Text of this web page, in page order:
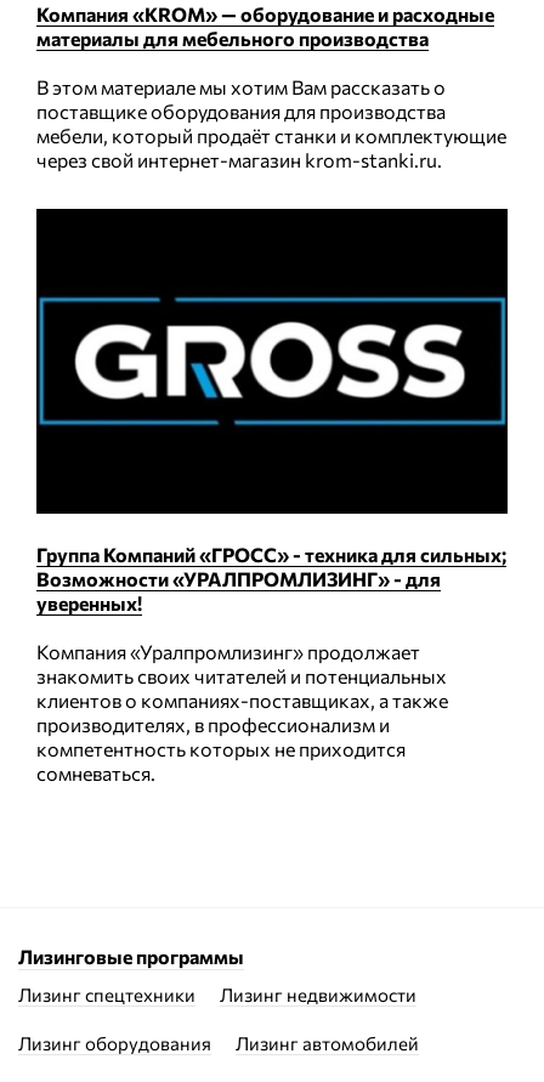
Компания «KROM» — оборудование и расходные
материалы для мебельного производства
В этом материале мы хотим Вам рассказать о
поставщике оборудования для производства
мебели, который продаёт станки и комплектующие
через свой интернет-магазин krom-stanki.ru.
Группа Компаний «ГРОСС» - техника для сильных;
Возможности «УРАЛПРОМЛИЗИНГ» - для
уверенных!
Компания «Уралпромлизинг» продолжает
знакомить своих читателей и потенциальных
клиентов о компаниях-поставщиках, а также
производителях, в профессионализм и
компетентность которых не приходится
сомневаться.
Лизинговые программы
Лизинг спецтехники Лизинг недвижимости
Лизинг оборудования Лизинг автомобилей